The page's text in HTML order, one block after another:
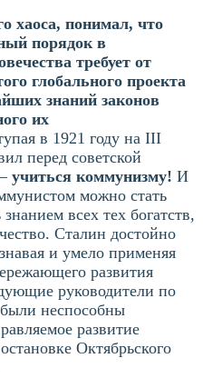
хаоса, понимал, что
порядок в
требует от
глобального проекта
знаний законов
их
в 1921 году на III
перед советской
учиться коммунизму! И
можно стать
всех тех богатств,
Сталин достойно
и умело применяя
развития
руководители по
неспособны
развитие
Октябрьского